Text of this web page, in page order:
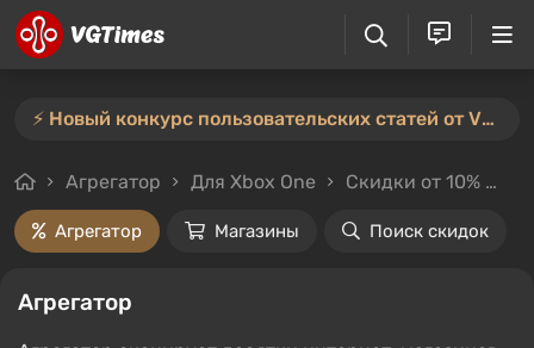
⚡️ Новый конкурс пользовательских статей от VGTimes — участвуйте тут ⚡️
Агрегатор Для Xbox One Скидки от 10%
Агрегатор Магазины Поиск скидок
Агрегатор